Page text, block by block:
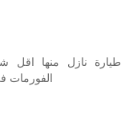
الفورمات